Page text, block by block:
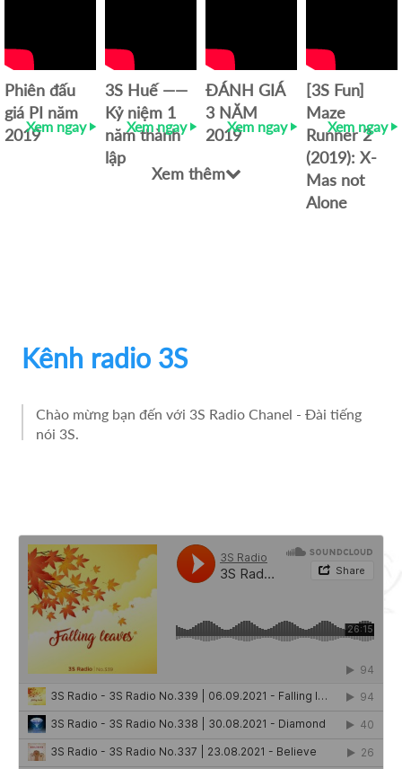
Phiên đấu
giá PI năm
2019Xem ngay
3S Huế ――
Kỷ niệm 1
năm thành
lập
Xem ngay
ĐÁNH GIÁ
3 NĂM
2019Xem ngay
[3S Fun]
Maze
Runner 2
(2019): X-
Mas not
Alone
Xem ngay
Xem thêm
Kênh radio 3S
Chào mừng bạn đến với 3S Radio Chanel - Đài tiếng
nói 3S.